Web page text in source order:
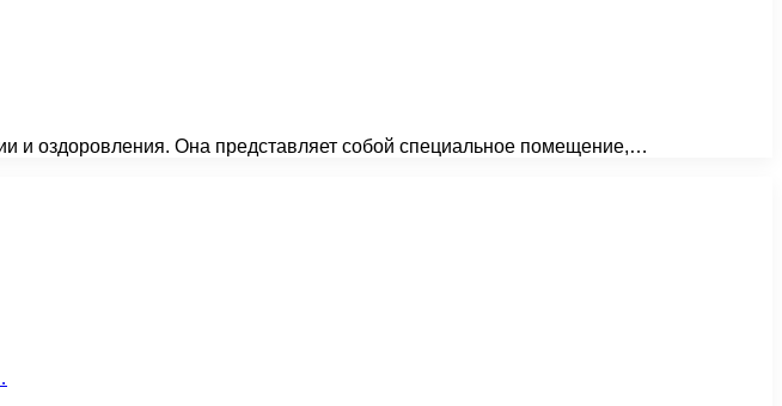
и оздоровления. Она представляет собой специальное помещение,…